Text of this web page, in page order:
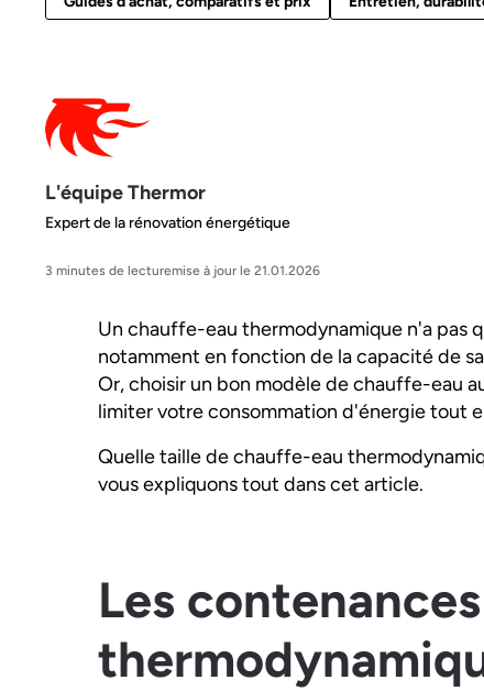
L'équipe Thermor
Expert de la rénovation énergétique
3 minutes de lecturemise à jour le 21.01.2026
Un chauffe-eau thermodynamique n'a pas
notamment en fonction de la capacité de
Or, choisir un bon modèle de chauffe-eau
limiter votre consommation d'énergie tout
Quelle taille de chauffe-eau
vous expliquons tout dans cet article.
Les